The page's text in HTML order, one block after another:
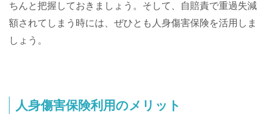
ちんと把握しておきましょう。そして、自賠責で重過失減
額されてしまう時には、ぜひとも人身傷害保険を活用しま
しょう。
人身傷害保険利用のメリット